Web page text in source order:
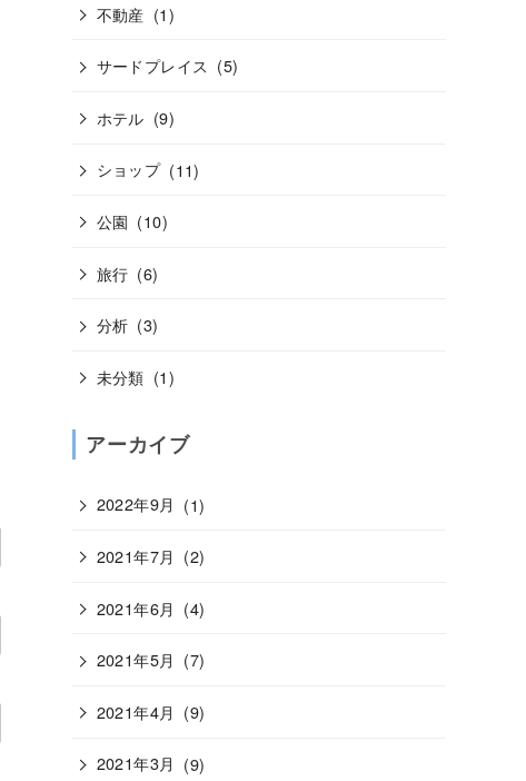
不動産 (1)
サードプレイス (5)
ホテル (9)
ショップ (11)
公園 (10)
旅行 (6)
分析 (3)
未分類 (1)
アーカイブ
2022年9月 (1)
2021年7月 (2)
2021年6月 (4)
2021年5月 (7)
2021年4月 (9)
2021年3月 (9)